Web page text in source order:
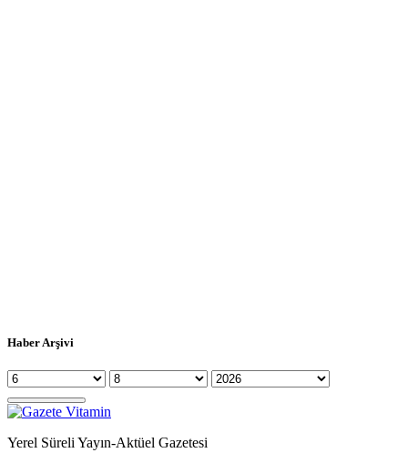
Haber Arşivi
Yerel Süreli Yayın-Aktüel Gazetesi